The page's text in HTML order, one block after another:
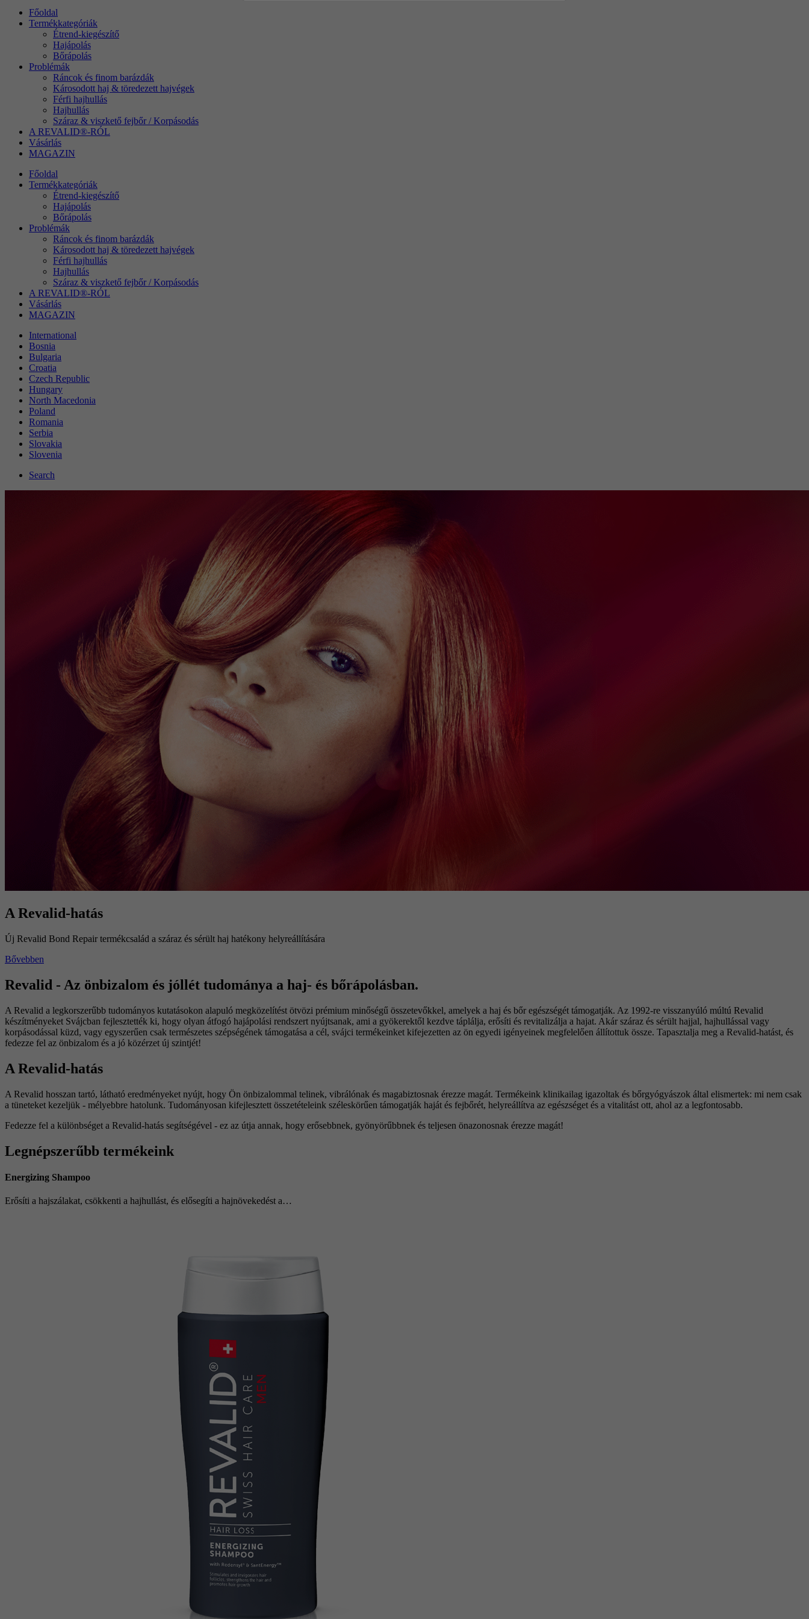
Főoldal
Termékkategóriák
Étrend-kiegészítő
Hajápolás
Bőrápolás
Problémák
Ráncok és finom barázdák
Károsodott haj & töredezett hajvégek
Férfi hajhullás
Hajhullás
Száraz & viszkető fejbőr / Korpásodás
A REVALID®-RÓL
Vásárlás
MAGAZIN
Főoldal
Termékkategóriák
Étrend-kiegészítő
Hajápolás
Bőrápolás
Problémák
Ráncok és finom barázdák
Károsodott haj & töredezett hajvégek
Férfi hajhullás
Hajhullás
Száraz & viszkető fejbőr / Korpásodás
A REVALID®-RÓL
Vásárlás
MAGAZIN
International
Bosnia
Bulgaria
Croatia
Czech Republic
Hungary
North Macedonia
Poland
Romania
Serbia
Slovakia
Slovenia
Search
A Revalid-hatás
Új Revalid Bond Repair termékcsalád a száraz és sérült haj hatékony helyreállítására
Bővebben
Revalid - Az önbizalom és jóllét tudománya a haj- és bőrápolásban.
A Revalid a legkorszerűbb tudományos kutatásokon alapuló megközelítést ötvözi prémium minőségű összetevőkkel, amelyek a haj és bőr egészségét támogatják. Az 1992-re visszanyúló múltú Revalid
készítményeket Svájcban fejlesztették ki, hogy olyan átfogó hajápolási rendszert nyújtsanak, ami a gyökerektől kezdve táplálja, erősíti és revitalizálja a hajat. Akár száraz és sérült hajjal, hajhullással vagy
korpásodással küzd, vagy egyszerűen csak természetes szépségének támogatása a cél, svájci termékeinket kifejezetten az ön egyedi igényeinek megfelelően állítottuk össze. Tapasztalja meg a Revalid-hatást, és
fedezze fel az önbizalom és a jó közérzet új szintjét!
A Revalid-hatás
A Revalid hosszan tartó, látható eredményeket nyújt, hogy Ön önbizalommal telinek, vibrálónak és magabiztosnak érezze magát. Termékeink klinikailag igazoltak és bőrgyógyászok által elismertek: mi nem csak
a tüneteket kezeljük - mélyebbre hatolunk. Tudományosan kifejlesztett összetételeink széleskörűen támogatják haját és fejbőrét, helyreállítva az egészséget és a vitalitást ott, ahol az a legfontosabb.
Fedezze fel a különbséget a Revalid-hatás segítségével - ez az útja annak, hogy erősebbnek, gyönyörűbbnek és teljesen önazonosnak érezze magát!
Legnépszerűbb termékeink
Energizing Shampoo
Erősíti a hajszálakat, csökkenti a hajhullást, és elősegíti a hajnövekedést a…
Cookie információk megjelenítése